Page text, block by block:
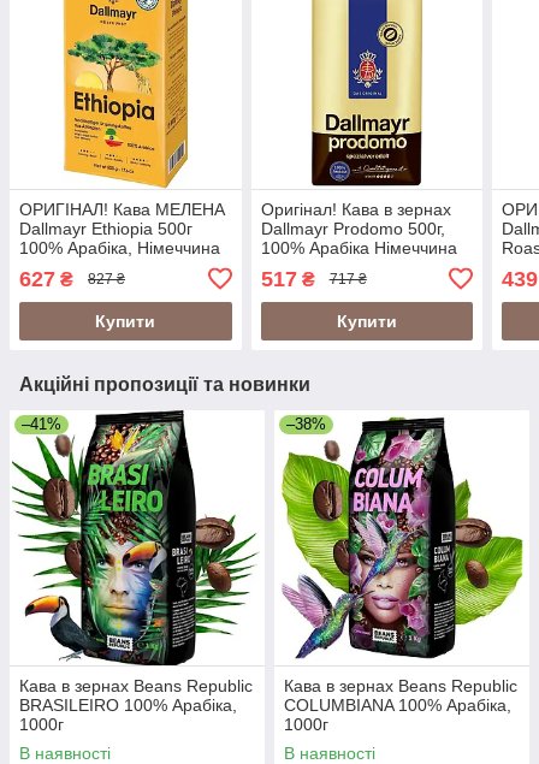
ОРИГІНАЛ! Кава МЕЛЕНА
Dallmayr Ethiopia 500г
100% Арабіка, Німеччина
627 ₴ 827 ₴
Купити
Оригінал! Кава в зернах
Dallmayr Prodomo 500г,
100% Арабіка Німеччина
517₴ 717 ₴
Купити
439
Акційні пропозиції та новинки
–41%
Кава в зернах Beans Republic
BRASILEIRO 100% Арабіка,
1000г
В наявності
–38%
Кава в зернах Beans Republic
COLUMBIANA 100% Арабіка,
1000г
В наявності